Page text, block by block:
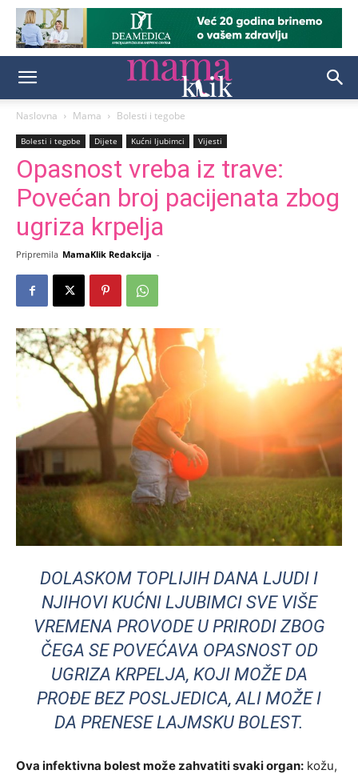
Naslovna Mama Bolesti i tegobe
Bolesti i tegobe Dijete Kućni ljubimci Vijesti
Opasnost vreba iz trave:
Povećan broj pacijenata zbog
ugriza krpelja
Pripremila MamaKlik Redakcija -
DOLASKOM TOPLIJIH DANA LJUDI I
NJIHOVI KUĆNI LJUBIMCI SVE VIŠE
VREMENA PROVODE U PRIRODI ZBOG
ČEGA SE POVEĆAVA OPASNOST OD
UGRIZA KRPELJA, KOJI MOŽE DA
PROĐE BEZ POSLJEDICA, ALI MOŽE I
DA PRENESE LAJMSKU BOLEST.
Ova infektivna bolest može zahvatiti svaki organ: kožu,